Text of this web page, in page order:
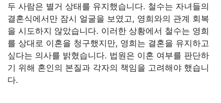
두 사람은 별거 상태를 유지했습니다. 철수는 자녀들의
결혼식에서만 잠시 얼굴을 보였고, 영희와의 관계 회복
을 시도하지 않았습니다. 이러한 상황에서 철수는 영희
를 상대로 이혼을 청구했지만, 영희는 결혼을 유지하고
싶다는 의사를 밝혔습니다. 법원은 이혼 여부를 판단하
기 위해 혼인의 본질과 각자의 책임을 고려해야 했습니
다.